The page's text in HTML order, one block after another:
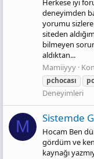
Herkese iyi
deneyimden
yorumu sizlere
siteden
bilmeyen
aldıktan...
Mamiiyyy
pchocası
Deneyimleri
M Sistemde
Hocam Ben
gördüm ve
kaynağı